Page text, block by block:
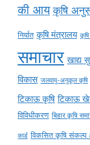
की आय कृषि
निर्यात कृषि मंत्रालय कृषि
समाचार खाद्य
विकास जलवायु-अनुकूल कृषि
टिकाऊ कृषि टिकाऊ
विविधीकरण बिहार कृषि
कार्ड विकसित कृषि संकल्प